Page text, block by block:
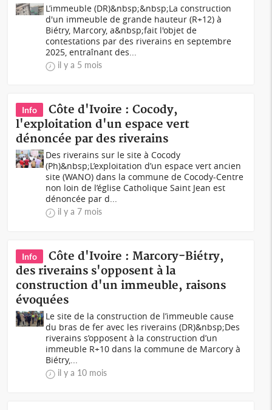
L’immeuble (DR)&nbsp;&nbsp;La construction
d'un immeuble de grande hauteur (R+12) à
Biétry, Marcory, a&nbsp;fait l'objet de
contestations par des riverains en septembre
2025, entraînant des...
il y a 5 mois
Info
Côte d'Ivoire : Cocody,
l'exploitation d'un espace vert
dénoncée par des riverains
Des riverains sur le site à Cocody
(Ph)&nbsp;L’exploitation d’un espace vert ancien
site (WANO) dans la commune de Cocody-Centre
non loin de l’église Catholique Saint Jean est
dénoncée par d...
il y a 7 mois
Info
Côte d'Ivoire : Marcory-Biétry,
des riverains s'opposent à la
construction d'un immeuble, raisons
évoquées
Le site de la construction de l’immeuble cause
du bras de fer avec les riverains (DR)&nbsp;Des
riverains s’opposent à la construction d’un
immeuble R+10 dans la commune de Marcory à
Biétry,...
il y a 10 mois